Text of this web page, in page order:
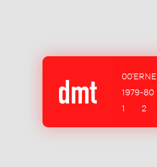
00'ERNE
1979-80
1
2